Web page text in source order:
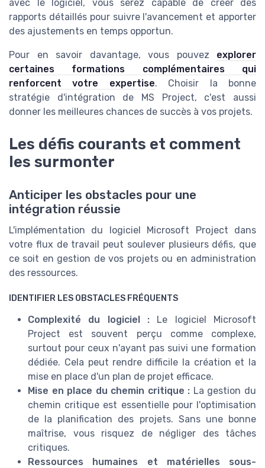
avec le logiciel, vous serez capable de créer des
rapports détaillés pour suivre l'avancement et apporter
des ajustements en temps opportun.
Pour en savoir davantage, vous pouvez explorer
certaines formations complémentaires qui
renforcent votre expertise. Choisir la bonne
stratégie d'intégration de MS Project, c'est aussi
donner les meilleures chances de succès à vos projets.
Les défis courants et comment
les surmonter
Anticiper les obstacles pour une
intégration réussie
L'implémentation du logiciel Microsoft Project dans
votre flux de travail peut soulever plusieurs défis, que
ce soit en gestion de vos projets ou en administration
des ressources.
IDENTIFIER LES OBSTACLES FRÉQUENTS
Complexité du logiciel : Le logiciel Microsoft
Project est souvent perçu comme complexe,
surtout pour ceux n'ayant pas suivi une formation
dédiée. Cela peut rendre difficile la création et la
mise en place d'un plan de projet efficace.
Mise en place du chemin critique : La gestion du
chemin critique est essentielle pour l'optimisation
de la planification des projets. Sans une bonne
maîtrise, vous risquez de négliger des tâches
critiques.
Ressources humaines et matérielles sous-